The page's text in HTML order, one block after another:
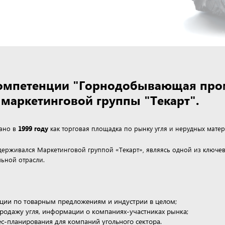
"Горнодобывающая
маркетинговой группы "Текарт".
в 1999 году как торговая площадка по рынку угля и нерудных
Маркетинговой группой «Текарт», являясь одной из
отрасли.
по товарным предложениям и индустрии в целом;
угля, информации о компаниях-участниках рынка;
планирования для компаний угольного сектора.